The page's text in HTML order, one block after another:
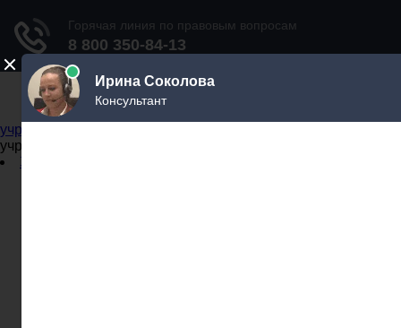
Не официальный справочник государственных
учреждений
учреждений
Задать вопрос юристу